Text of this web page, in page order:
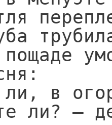
ли, в
ли? —